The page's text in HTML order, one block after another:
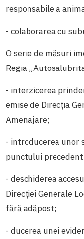
responsabile a
- colaborarea cu
O serie de măsuri
Regia
- interzicerea
emise de Direcția
Amenajare;
- introducerea unor
punctului precedent;
- deschiderea
Direcției Generale
fără adăpost;
- ducerea unei